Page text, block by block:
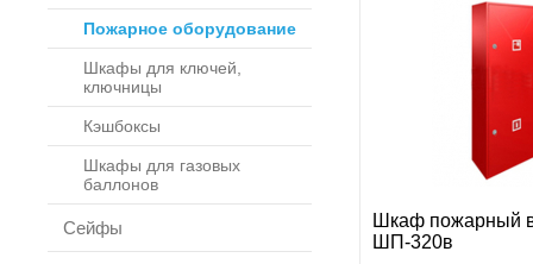
Пожарное оборудование
Шкафы для ключей,
ключницы
Кэшбоксы
Шкафы для газовых
баллонов
Сейфы
Шкаф пожарный
ШП-320в